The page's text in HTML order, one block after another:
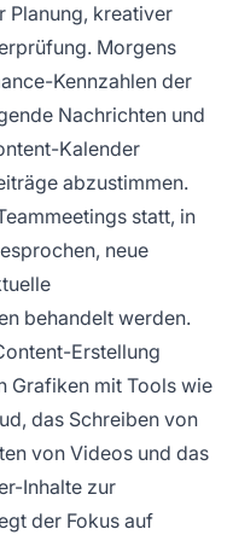
Planung, kreativer
Morgens
Kennzahlen der
Nachrichten und
Kalender
abzustimmen.
statt, in
neue
behandelt werden.
Erstellung
Grafiken mit Tools wie
das Schreiben von
von Videos und das
Inhalte zur
der Fokus auf